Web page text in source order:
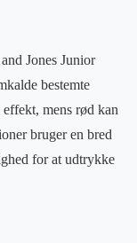
Jones Junior
bestemte
mens rød kan
bruger en bred
for at udtrykke